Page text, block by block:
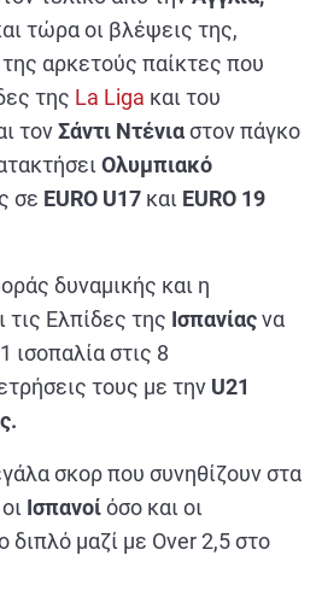
τώρα οι βλέψεις της,
αρκετούς παίκτες που
της La Liga και του
τονΣάντι Ντένιαστον πάγκο
Ολυμπιακό
σε EURO U17 και EURO 19
δυναμικής και η
Ελπίδες της Ισπανίαςνα
ισοπαλία στις 8
τους με την U21
σκορ που συνηθίζουν στα
Ισπανοίόσο και οι
διπλό μαζί με Over 2,5 στο